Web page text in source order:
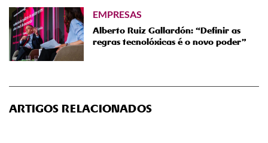
EMPRESAS
Alberto Ruiz Gallardón: “Definir as
regras tecnolóxicas é o novo poder”
ARTIGOS RELACIONADOS